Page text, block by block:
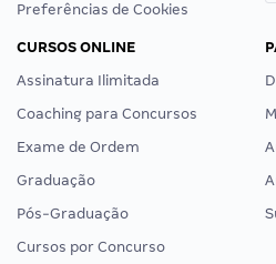
Preferências de Cookies
CURSOS ONLINE
Assinatura Ilimitada
Coaching para Concursos
Exame de Ordem
Graduação
Pós-Graduação
Cursos por Concurso